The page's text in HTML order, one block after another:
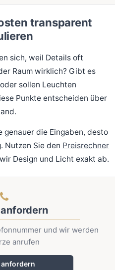
transparent
sich, weil Details oft
Raum wirklich? Gibt es
sollen Leuchten
Punkte entscheiden über
genauer die Eingaben, desto
Nutzen Sie den Preisrechner
Design und Licht exakt ab.
und wir werden
anrufen